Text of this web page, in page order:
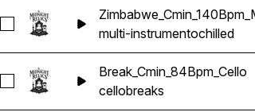
Seleccionar Zimbabwe_Cmin_140Bpm_Master
multi-instrumentochilled
Seleccionar Break_Cmin_84Bpm_Cello
Break_Cmin_84Bpm_Cello
cellobreaks